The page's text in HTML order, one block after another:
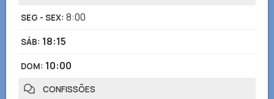
SEG - SEX: 8:00
SÁB: 18:15
DOM: 10:00
CONFISSÕES